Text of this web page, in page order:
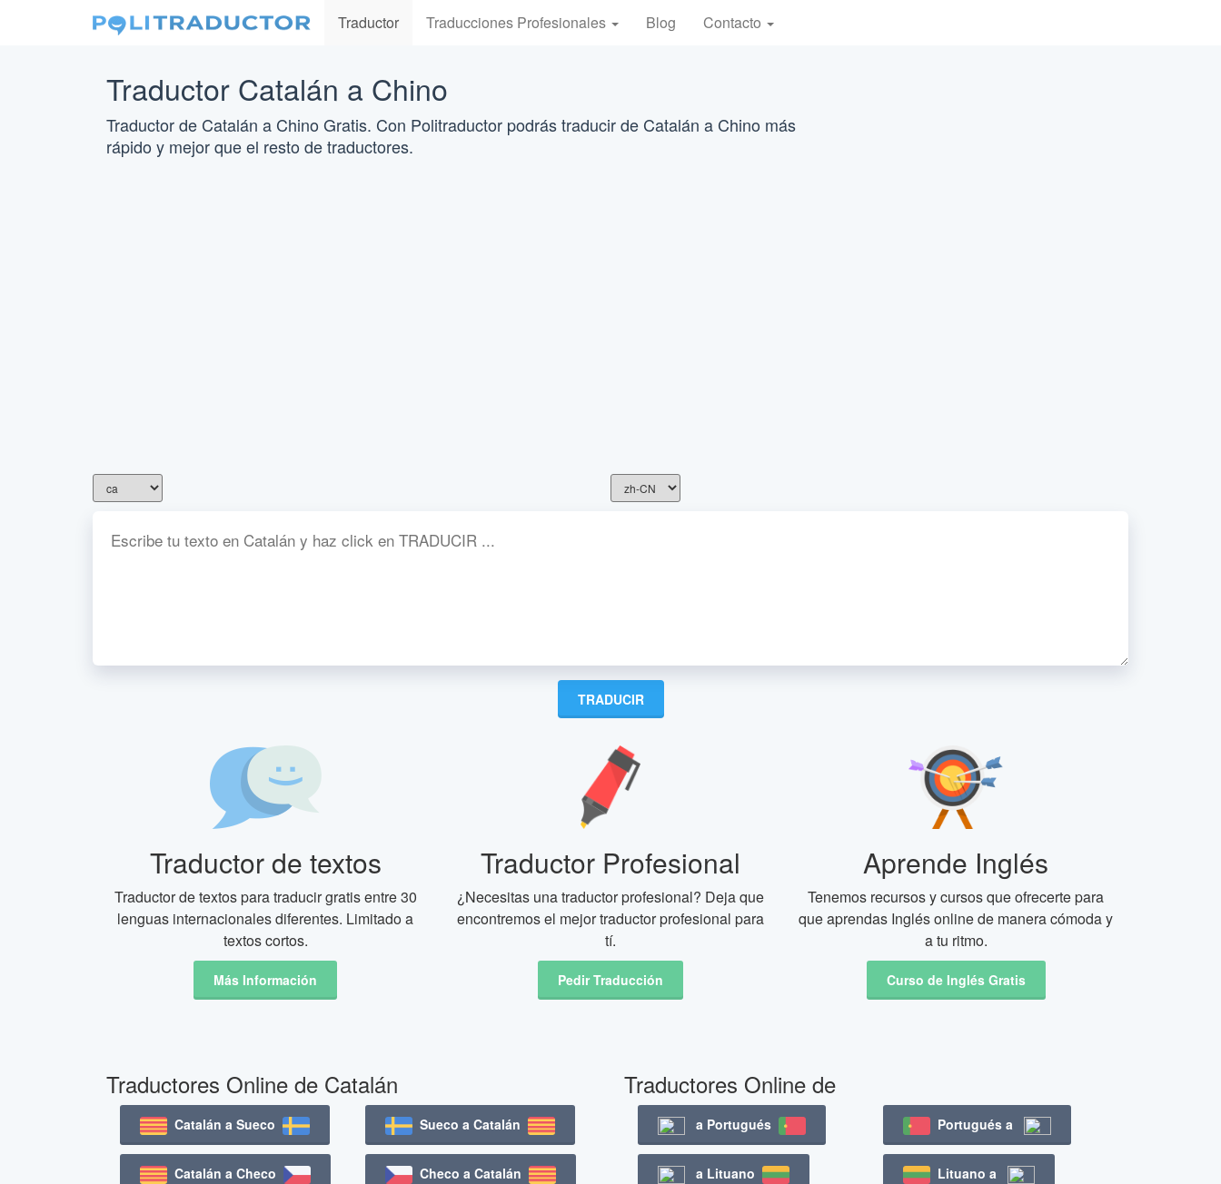
Traductor Traducciones Profesionales Blog Contacto
Traductor Catalán a Chino
Traductor de Catalán a Chino Gratis. Con Politraductor podrás traducir de Catalán a Chino más
rápido y mejor que el resto de traductores.
Traductor de textos
Traductor de textos para traducir gratis entre 30
lenguas internacionales diferentes. Limitado a
textos cortos.
Más Información
Traductor Profesional
¿Necesitas una traductor profesional? Deja que
encontremos el mejor traductor profesional para
tí.
Pedir Traducción
Aprende Inglés
Tenemos recursos y cursos que ofrecerte para
que aprendas Inglés online de manera cómoda y
a tu ritmo.
Curso de Inglés Gratis
Traductores Online de Catalán
Catalán a Sueco
Catalán a Checo
Sueco a Catalán
Checo a Catalán
Traductores Online de
a Portugués
a Lituano
Portugués a
Lituano a